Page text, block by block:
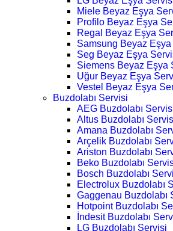
Miele Beyaz Eşya
Profilo Beyaz Eşya
Regal Beyaz Eşya
Samsung Beyaz
Seg Beyaz Eşya
Siemens Beyaz Eşya
Uğur Beyaz Eşya
Vestel Beyaz Eşya
Buzdolabı Servisi
AEG Buzdolabı
Altus Buzdolabı
Amana Buzdolabı
Arçelik Buzdolabı
Ariston Buzdolabı
Beko Buzdolabı
Bosch Buzdolabı
Electrolux Buzdolabı
Gaggenau Buzdolabı
Hotpoint Buzdolabı
İndesit Buzdolabı
LG Buzdolabı Servisi